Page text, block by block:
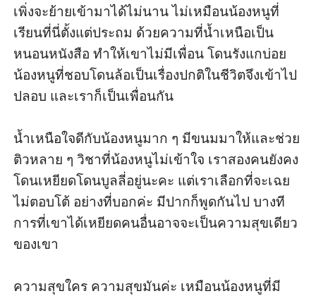
เพิ่งจะย้ายเข้ามาได้ไม่นาน ไม่เหมือนน้องหนูที่
เรียนที่นี่ตั้งแต่ประถม ด้วยความที่น้ำเหนือเป็น
หนอนหนังสือ ทำให้เขาไม่มีเพื่อน โดนรังแกบ่อย
น้องหนูที่ชอบโดนล้อเป็นเรื่องปกติในชีวิตจึงเข้าไป
ปลอบ และเราก็เป็นเพื่อนกัน
น้ำเหนือใจดีกับน้องหนูมาก ๆ มีขนมมาให้และช่วย
ติวหลาย ๆ วิชาที่น้องหนูไม่เข้าใจ เราสองคนยังคง
โดนเหยียดโดนบูลลี่อยู่นะคะ แต่เราเลือกที่จะเฉย
ไม่ตอบโต้ อย่างที่บอกค่ะ มีปากก็พูดกันไป บางที
การที่เขาได้เหยียดคนอื่นอาจจะเป็นความสุขเดียว
ของเขา
ความสุขใคร ความสุขมันค่ะ เหมือนน้องหนูที่มี